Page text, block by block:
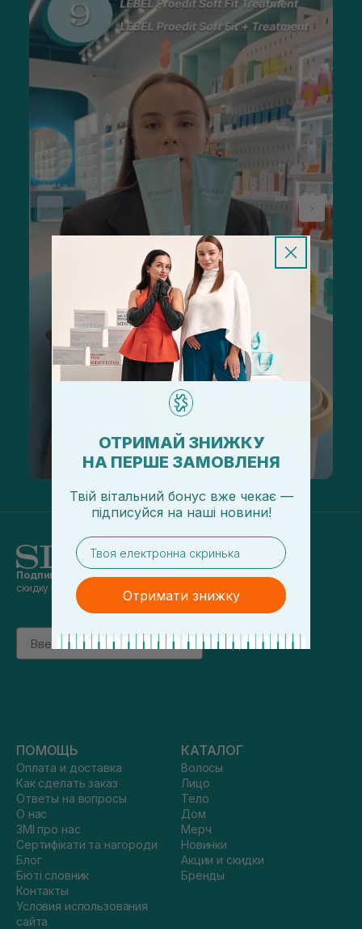
Подпишись на наши новостии получай
скидку 5% на первый заказ
Email
підписатись
ПОМОЩЬ
Оплата и доставка
Как сделать заказ
Ответы на вопросы
О нас
ЗМІ про нас
Сертифікати та нагороди
Блог
Бюті словник
Контакты
Условия использования
сайта
КАТАЛОГ
Волосы
Лицо
Тело
Дом
Мерч
Новинки
Акции и скидки
Бренды
ОТРИМАЙ ЗНИЖКУ
НА ПЕРШЕ ЗАМОВЛЕНЯ
Твій вітальний бонус вже чекає —
підписуйся на наші новини!
email
Отримати знижку